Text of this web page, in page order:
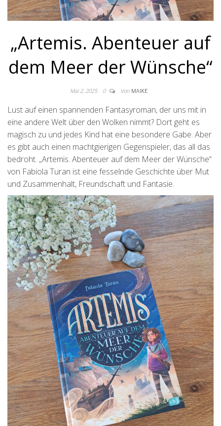
„Artemis. Abenteuer auf
dem Meer der Wünsche“
Mai 2, 2025 0 Von MAIKE
Lust auf einen spannenden Fantasyroman, der uns mit in
eine andere Welt über den Wolken nimmt? Dort geht es
magisch zu und jedes Kind hat eine besondere Gabe. Aber
es gibt auch einen machtgierigen Gegenspieler, das all das
bedroht. „Artemis. Abenteuer auf dem Meer der Wünsche“
von Fabiola Turan ist eine fesselnde Geschichte über Mut
und Zusammenhalt, Freundschaft und Fantasie.